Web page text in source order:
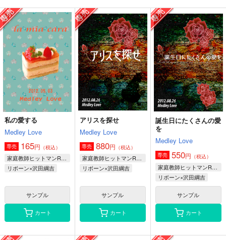
ドラゴンの美味しい調
理法 短編集4
Medley Love
専売 1,500円（税込）
ユーリ!!! on ICE
ヴィクトル×勝生勇利
サンプル
カート
ドラゴンの美味しい調
理法短編集3
Medley Love
専売 1,500円（税込）
ユーリ!!! on ICE
ヴィクトル×勝生勇利
サンプル
カート
私の愛する
Medley Love
専売 165円（税込）
家庭教師ヒットマンREBORN！
リボーン×沢田綱吉
サンプル
カート
私の愛する
Medley Love
専売 165円 （税込）
家庭教師ヒットマンREBORN！
リボーン×沢田綱吉
サンプル
カート
アリスを探せ
Medley Love
専売 880円 （税込）
家庭教師ヒットマンREBORN！
リボーン×沢田綱吉
サンプル
カート
誕生日にたくさんの愛
を
Medley Love
専売 550円 （税込）
家庭教師ヒットマンREBORN！
リボーン×沢田綱吉
サンプル
カート